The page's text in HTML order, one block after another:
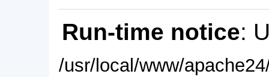
Run-time notice:
/usr/local/www/